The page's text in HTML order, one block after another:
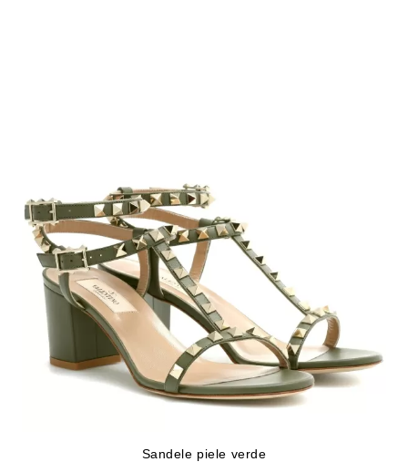
Sandele piele verde